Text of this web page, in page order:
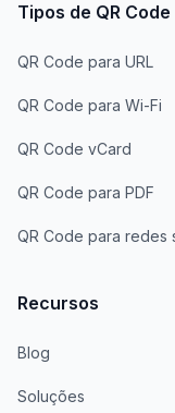
Tipos de QR Code
QR Code para URL
QR Code para Wi-Fi
QR Code vCard
QR Code para PDF
QR Code para redes
Recursos
Blog
Soluções